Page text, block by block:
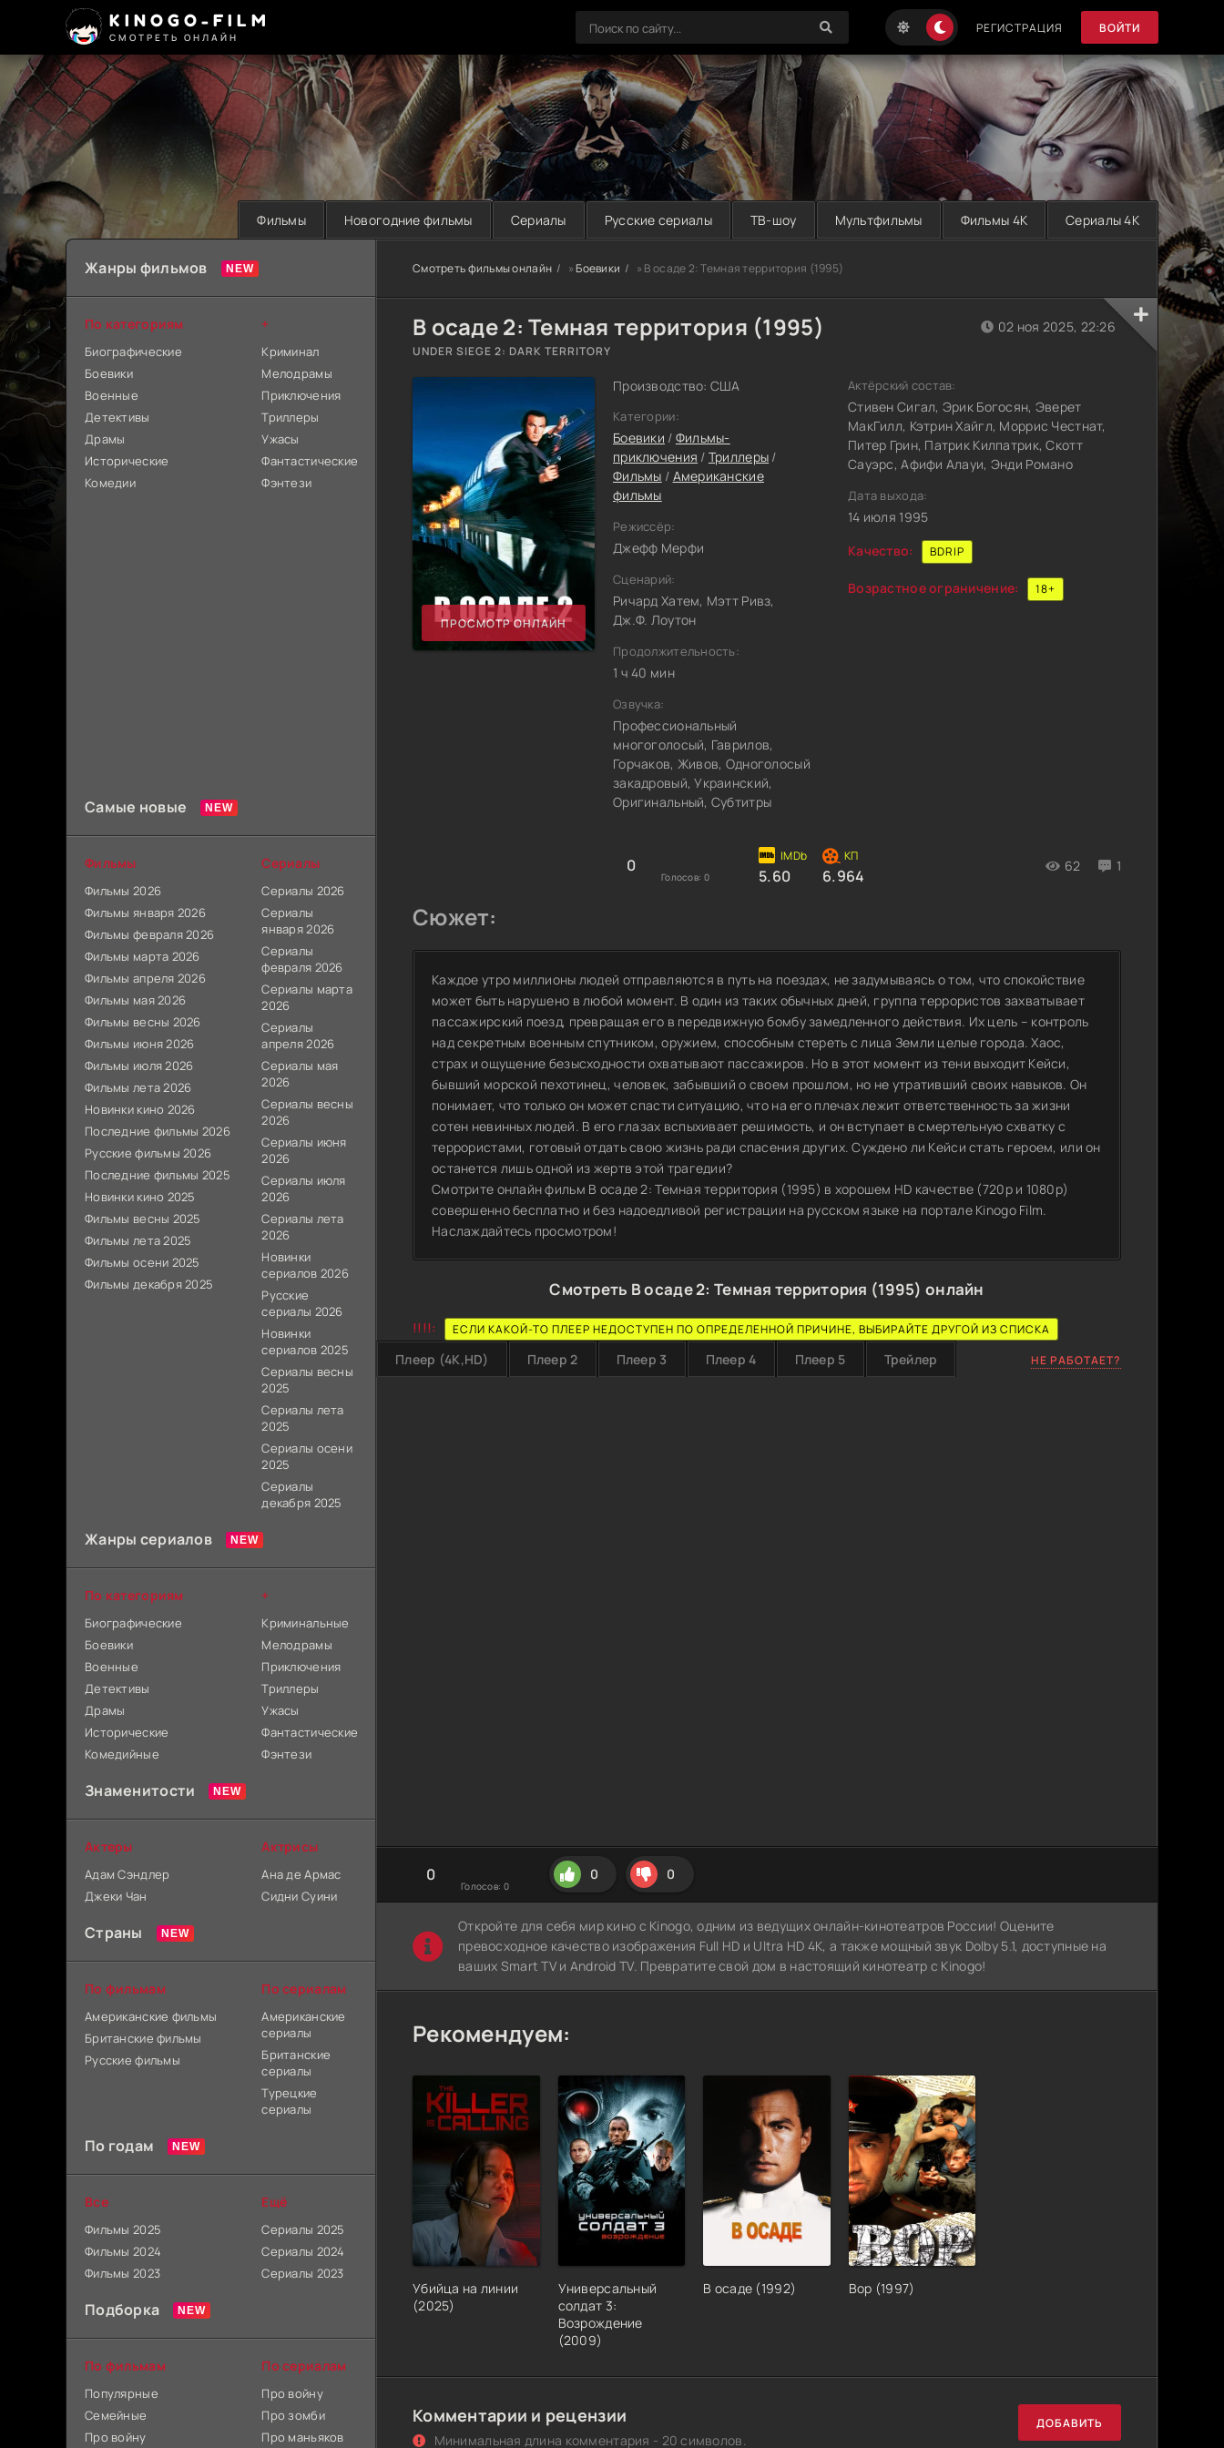
KINOGO-FILM
СМОТРЕТЬ ОНЛАЙН
РЕГИСТРАЦИЯ ВОЙТИ
Фильмы Новогодние фильмы Сериалы Русские сериалы ТВ-шоу Мультфильмы Фильмы 4K Сериалы 4K
Смотреть фильмы онлайн »Боевики » В осаде 2: Темная территория (1995)
В осаде 2: Темная территория (1995)
UNDER SIEGE 2: DARK TERRITORY
ПРОСМОТР ОНЛАЙН
Производство: США
Категории:
Боевики / Фильмы-
приключения / Триллеры /
Фильмы / Американские
фильмы
Режиссёр:
Джефф Мерфи
Сценарий:
Ричард Хатем, Мэтт Ривз,
Дж.Ф. Лоутон
Продолжительность:
1 ч 40 мин
Озвучка:
Профессиональный
многоголосый, Гаврилов,
Горчаков, Живов, Одноголосый
закадровый, Украинский,
Оригинальный, Субтитры
0
Голосов: 0 5.60 6.964
62 1
02 ноя 2025, 22:26
Актёрский состав:
Стивен Сигал, Эрик Богосян, Эверет
МакГилл, Кэтрин Хайгл, Моррис Честнат,
Питер Грин, Патрик Килпатрик, Скотт
Сауэрс, Афифи Алауи, Энди Романо
Дата выхода:
14 июля 1995
Качество:
BDRIP
Возрастное ограничение: 18+
Сюжет:
Каждое утро миллионы людей отправляются в путь на поездах, не задумываясь о том, что спокойствие
может быть нарушено в любой момент. В один из таких обычных дней, группа террористов захватывает
пассажирский поезд, превращая его в передвижную бомбу замедленного действия. Их цель – контроль
над секретным военным спутником, оружием, способным стереть с лица Земли целые города. Хаос,
страх и ощущение безысходности охватывают пассажиров. Но в этот момент из тени выходит Кейси,
бывший морской пехотинец, человек, забывший о своем прошлом, но не утративший своих навыков. Он
понимает, что только он может спасти ситуацию, что на его плечах лежит ответственность за жизни
сотен невинных людей. В его глазах вспыхивает решимость, и он вступает в смертельную схватку с
террористами, готовый отдать свою жизнь ради спасения других. Суждено ли Кейси стать героем, или он
останется лишь одной из жертв этой трагедии?
Смотрите онлайн фильм В осаде 2: Темная территория (1995) в хорошем HD качестве (720p и 1080p)
совершенно бесплатно и без надоедливой регистрации на русском языке на портале Kinogo Film.
Наслаждайтесь просмотром!
Смотреть В осаде 2: Темная территория (1995) онлайн
!!!!: ЕСЛИ КАКОЙ-ТО ПЛЕЕР НЕДОСТУПЕН ПО ОПРЕДЕЛЕННОЙ ПРИЧИНЕ, ВЫБИРАЙТЕ ДРУГОЙ ИЗ СПИСКА
Плеер (4K,HD) Плеер 2 Плеер 3 Плеер 4 Плеер 5 Трейлер НЕ РАБОТАЕТ?
0
Голосов: 0
0 0
Откройте для себя мир кино с Kinogo, одним из ведущих онлайн-кинотеатров России! Оцените
превосходное качество изображения Full HD и Ultra HD 4K, а также мощный звук Dolby 5.1, доступные на
ваших Smart TV и Android TV. Превратите свой дом в настоящий кинотеатр с Kinogo!
Рекомендуем:
Убийца на линии
(2025)
Универсальный
солдат 3:
Возрождение
(2009)
В осаде (1992) Вор (1997)
Комментарии и рецензии
Минимальная длина комментария - 20 символов.
ДОБАВИТЬ
Жанры фильмов
По категориям
Биографические
Боевики
Военные
Детективы
Драмы
Исторические
Комедии
+
Криминал
Мелодрамы
Приключения
Триллеры
Ужасы
Фантастические
Фэнтези
Самые новые
Фильмы
Фильмы 2026
Фильмы января 2026
Фильмы февраля 2026
Фильмы марта 2026
Фильмы апреля 2026
Фильмы мая 2026
Фильмы весны 2026
Фильмы июня 2026
Фильмы июля 2026
Фильмы лета 2026
Новинки кино 2026
Последние фильмы 2026
Русские фильмы 2026
Последние фильмы 2025
Новинки кино 2025
Фильмы весны 2025
Фильмы лета 2025
Фильмы осени 2025
Фильмы декабря 2025
Сериалы
Сериалы 2026
Сериалы
января 2026
Сериалы
февраля 2026
Сериалы марта
2026
Сериалы
апреля 2026
Сериалы мая
2026
Сериалы весны
2026
Сериалы июня
2026
Сериалы июля
2026
Сериалы лета
2026
Новинки
сериалов 2026
Русские
сериалы 2026
Новинки
сериалов 2025
Сериалы весны
2025
Сериалы лета
2025
Сериалы осени
2025
Сериалы
декабря 2025
Жанры сериалов
По категориям
Биографические
Боевики
Военные
Детективы
Драмы
Исторические
Комедийные
+
Криминальные
Мелодрамы
Приключения
Триллеры
Ужасы
Фантастические
Фэнтези
Знаменитости
Актеры
Адам Сэндлер
Джеки Чан
Актрисы
Ана де Армас
Сидни Суини
Страны
По фильмам
Американские фильмы
Британские фильмы
Русские фильмы
По сериалам
Американские
сериалы
Британские
сериалы
Турецкие
сериалы
По годам
Все
Фильмы 2025
Фильмы 2024
Фильмы 2023
Ещё
Сериалы 2025
Сериалы 2024
Сериалы 2023
Подборка
По фильмам
Популярные
Семейные
Про войну
По сериалам
Про войну
Про зомби
Про маньяков